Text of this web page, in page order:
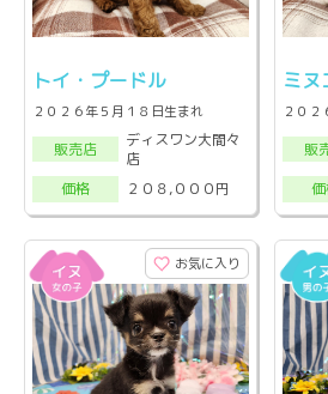
トイ・プードル
２０２６年５月１８日生まれ
販売店
ディスワン大間々
店
価格
２０８,０００円
ミヌ
２０
販
お気に入り